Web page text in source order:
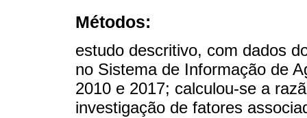
Métodos:
estudo descritivo, com dados
no Sistema de Informação de
2010 e 2017; calculou-se a
investigação de fatores